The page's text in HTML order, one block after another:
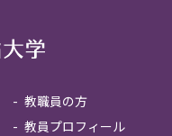
教職員の方
教員プロフィール